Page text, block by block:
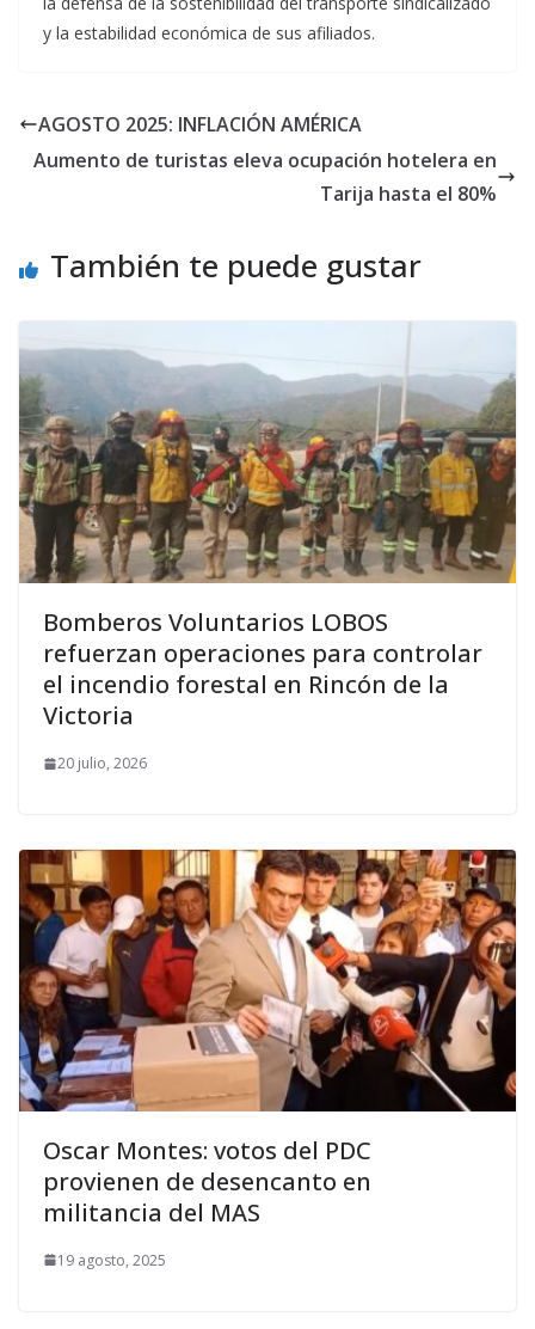
y la estabilidad económica de sus afiliados.
AGOSTO 2025: INFLACIÓN AMÉRICA
Aumento de turistas eleva ocupación hotelera en
Tarija hasta el 80%
También te puede gustar
Bomberos Voluntarios LOBOS
refuerzan operaciones para controlar
el incendio forestal en Rincón de la
Victoria
20 julio, 2026
Oscar Montes: votos del PDC
provienen de desencanto en
militancia del MAS
19 agosto, 2025